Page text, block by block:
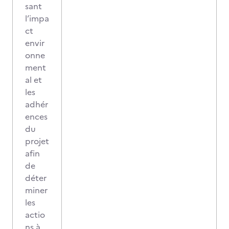
sant
l’impa
ct
envir
onne
ment
al et
les
adhér
ences
du
projet
afin
de
déter
miner
les
actio